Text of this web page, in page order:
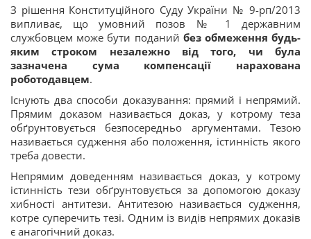
З рішення Конституційного Суду України № 9-рп/2013
випливає, що умовний позов № 1 державним
службовцем може бути поданий без обмеження будь-
яким строком незалежно від того, чи була
зазначена сума компенсації нарахована
роботодавцем.
Існують два способи доказування: прямий і непрямий.
Прямим доказом називається доказ, у котрому теза
обґрунтовується безпосередньо аргументами. Тезою
називається судження або положення, істинність якого
треба довести.
Непрямим доведенням називається доказ, у котрому
істинність тези обґрунтовується за допомогою доказу
хибності антитези. Антитезою називається судження,
котре суперечить тезі. Одним із видів непрямих доказів
є анагогічний доказ.